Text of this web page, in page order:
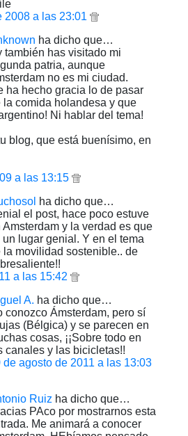
2008 a las 23:01
ha dicho que…
también has visitado mi
patria, aunque
no es mi ciudad.
ha hecho gracia lo de pasar
la comida holandesa y que
Ni hablar del tema!
blog, que está buenísimo, en
a las 13:15
ha dicho que…
el post, hace poco estuve
Amsterdam y la verdad es que
un lugar genial. Y en el tema
la movilidad sostenible.. de
a las 15:42
A. ha dicho que…
conozco Ámsterdam, pero sí
(Bélgica) y se parecen en
cosas, ¡¡Sobre todo en
canales y las bicicletas!!
de agosto de 2011 a las 13:03
Ruiz ha dicho que…
PAco por mostrarnos esta
Me animará a conocer